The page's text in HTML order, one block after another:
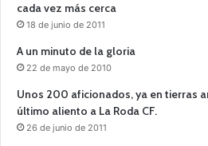
cada vez más cerca
18 de junio de 2011
A un minuto de la gloria
22 de mayo de 2010
Unos 200 aficionados, ya en tierras
último aliento a La Roda CF.
26 de junio de 2011